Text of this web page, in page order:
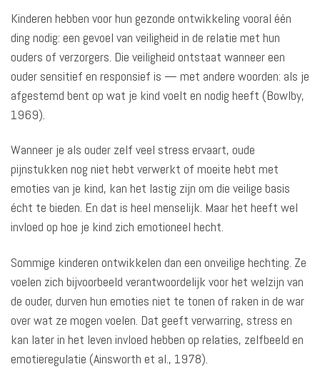
Kinderen hebben voor hun gezonde ontwikkeling vooral één
ding nodig: een gevoel van veiligheid in de relatie met hun
ouders of verzorgers. Die veiligheid ontstaat wanneer een
ouder sensitief en responsief is — met andere woorden: als je
afgestemd bent op wat je kind voelt en nodig heeft (Bowlby,
1969).
Wanneer je als ouder zelf veel stress ervaart, oude
pijnstukken nog niet hebt verwerkt of moeite hebt met
emoties van je kind, kan het lastig zijn om die veilige basis
écht te bieden. En dat is heel menselijk. Maar het heeft wel
invloed op hoe je kind zich emotioneel hecht.
Sommige kinderen ontwikkelen dan een onveilige hechting. Ze
voelen zich bijvoorbeeld verantwoordelijk voor het welzijn van
de ouder, durven hun emoties niet te tonen of raken in de war
over wat ze mogen voelen. Dat geeft verwarring, stress en
kan later in het leven invloed hebben op relaties, zelfbeeld en
emotieregulatie (Ainsworth et al., 1978).